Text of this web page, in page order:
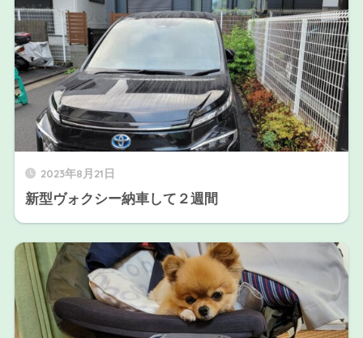
2023年8月21日
新型ヴォクシー納車して２週間